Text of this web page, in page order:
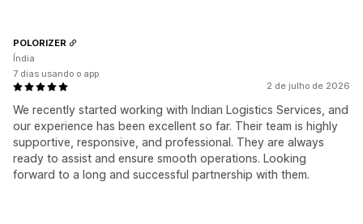
2 de julho de 2026
We recently started working with Indian Logistics Services, and
our experience has been excellent so far. Their team is highly
supportive, responsive, and professional. They are always
ready to assist and ensure smooth operations. Looking
forward to a long and successful partnership with them.
POLORIZER
Índia
7 dias usando o app